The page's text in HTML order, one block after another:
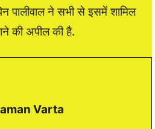
पालीवाल ने सभी से इसमें शामिल
की अपील की है.
Varta